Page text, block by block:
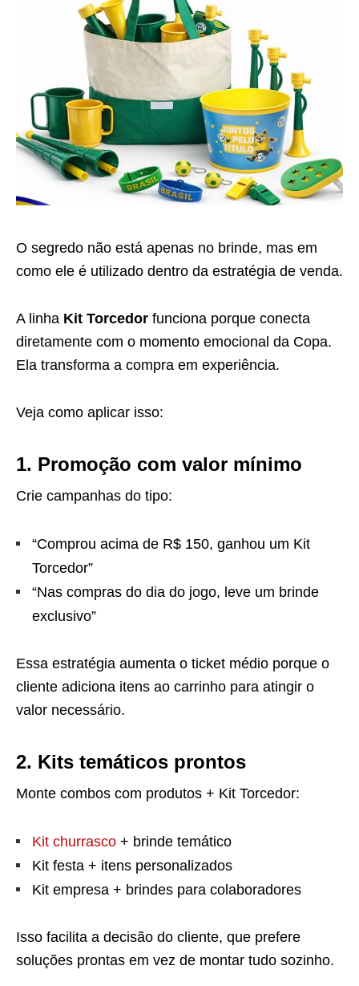
O segredo não está apenas no brinde, mas em
como ele é utilizado dentro da estratégia de venda.
A linha Kit Torcedor funciona porque conecta
diretamente com o momento emocional da Copa.
Ela transforma a compra em experiência.
Veja como aplicar isso:
1. Promoção com valor mínimo
Crie campanhas do tipo:
“Comprou acima de R$ 150, ganhou um Kit
Torcedor”
“Nas compras do dia do jogo, leve um brinde
exclusivo”
Essa estratégia aumenta o ticket médio porque o
cliente adiciona itens ao carrinho para atingir o
valor necessário.
2. Kits temáticos prontos
Monte combos com produtos + Kit Torcedor:
Kit churrasco + brinde temático
Kit festa + itens personalizados
Kit empresa + brindes para colaboradores
Isso facilita a decisão do cliente, que prefere
soluções prontas em vez de montar tudo sozinho.